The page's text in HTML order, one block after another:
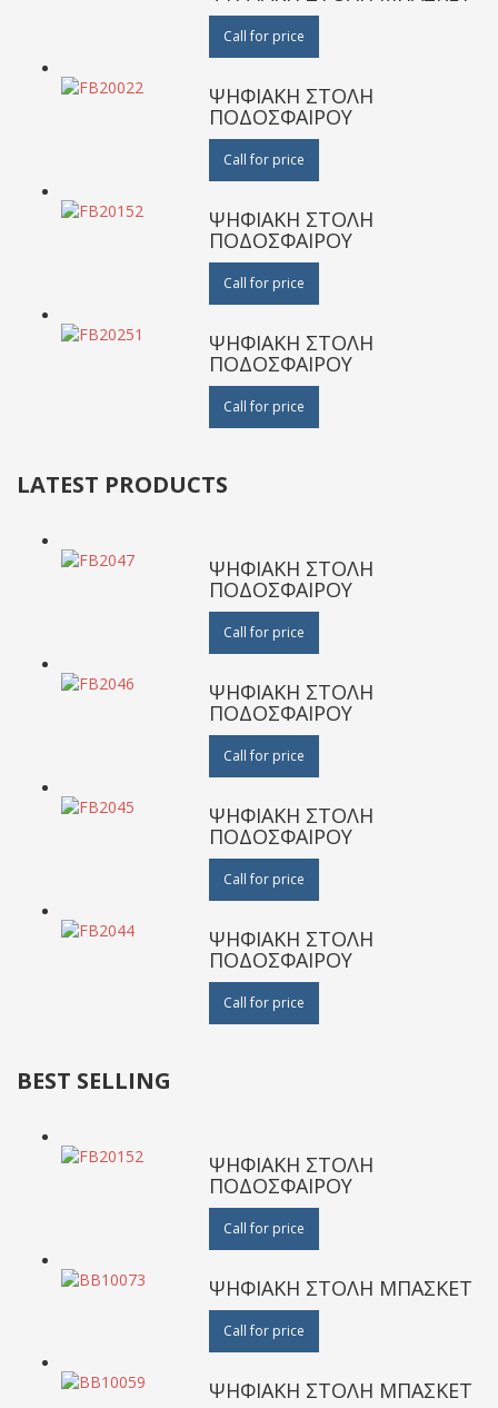
Call for price
ΨΗΦΙΑΚΗ ΣΤΟΛΗ
ΠΟΔΟΣΦΑΙΡΟΥ
Call for price
ΨΗΦΙΑΚΗ ΣΤΟΛΗ
ΠΟΔΟΣΦΑΙΡΟΥ
Call for price
ΨΗΦΙΑΚΗ ΣΤΟΛΗ
ΠΟΔΟΣΦΑΙΡΟΥ
Call for price
LATEST PRODUCTS
ΨΗΦΙΑΚΗ ΣΤΟΛΗ
ΠΟΔΟΣΦΑΙΡΟΥ
Call for price
ΨΗΦΙΑΚΗ ΣΤΟΛΗ
ΠΟΔΟΣΦΑΙΡΟΥ
Call for price
ΨΗΦΙΑΚΗ ΣΤΟΛΗ
ΠΟΔΟΣΦΑΙΡΟΥ
Call for price
ΨΗΦΙΑΚΗ ΣΤΟΛΗ
ΠΟΔΟΣΦΑΙΡΟΥ
Call for price
BEST SELLING
ΨΗΦΙΑΚΗ ΣΤΟΛΗ
ΠΟΔΟΣΦΑΙΡΟΥ
Call for price
ΨΗΦΙΑΚΗ ΣΤΟΛΗ ΜΠΑΣΚΕΤ
Call for price
ΨΗΦΙΑΚΗ ΣΤΟΛΗ ΜΠΑΣΚΕΤ